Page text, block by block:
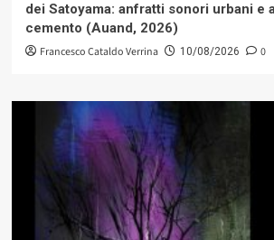
dei Satoyama: anfratti sonori urbani e
cemento (Auand, 2026)
Francesco Cataldo Verrina 10/08/2026 0